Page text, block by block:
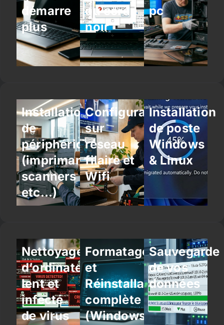
démarre
plus
ou écran
noir
pc
Installation
de
périphériques
(imprimantes,
scanners
etc…)
Configuration
sur
réseau
filaire et
Wifi
Installation
de poste
Windows
& Linux
Nettoyage
d’ordinateur
lent et
infecté
de virus
Formatage
et
Réinstallation
complète
(Windows/Linux)
Sauvegarde
de vos
données